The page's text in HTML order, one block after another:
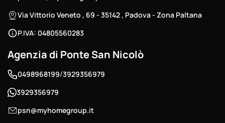
Via Vittorio Veneto , 69 - 35142 , Padova - Zona Paltana
P.IVA: 04805560283
Agenzia di Ponte San Nicolò
0498968199/3929356979
3929356979
psn@myhomegroup.it